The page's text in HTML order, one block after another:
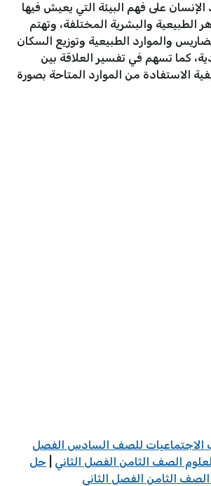
على فهم البيئة التي يعيش فيها
الطبيعية والبشرية المختلفة، وتهتم
والموارد الطبيعية وتوزيع السكان
كما تسهم في تفسير العلاقة بين
الاستفادة من الموارد المتاحة بصورة
الاجتماعيات للصف السادس الفصل
الصف الثامن الفصل الثاني
حل
الثامن الفصل الثاني